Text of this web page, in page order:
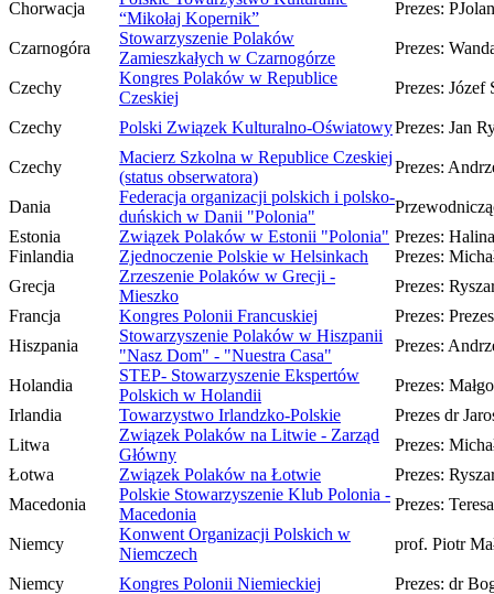
Chorwacja
“Mikołaj Kopernik”
Prezes:
Czarnogóra
Stowarzyszenie Polaków
Zamieszkałych w Czarnogórze
Prezes:
Czechy
Kongres Polaków w Republice
Czeskiej
Prezes: Józef
Czechy Polski Związek Kulturalno-OświatowyPrezes: Jan
Czechy
Macierz Szkolna w Republice Czeskiej
(status obserwatora)
Prezes:
Dania
Federacja organizacji polskich i polsko-
duńskich w Danii "Polonia"
Estonia
Związek Polaków w Estonii "Polonia" Prezes:
Finlandia
Zjednoczenie Polskie w Helsinkach
Prezes:
Grecja
Zrzeszenie Polaków w Grecji -
Mieszko
Prezes:
Francja
Kongres Polonii Francuskiej
Prezes:
Hiszpania
Stowarzyszenie Polaków w Hiszpanii
"Nasz Dom" - "Nuestra Casa"
Prezes:
Holandia
STEP- Stowarzyszenie Ekspertów
Polskich w Holandii
Prezes:
Irlandia
Towarzystwo Irlandzko-Polskie
Prezes dr
Litwa
Związek Polaków na Litwie - Zarząd
Główny
Prezes:
Łotwa
Związek Polaków na Łotwie
Prezes:
Macedonia
Polskie Stowarzyszenie Klub Polonia -
Macedonia
Prezes:
Niemcy
Konwent Organizacji Polskich w
Niemczech
prof. Piotr
Niemcy Kongres Polonii Niemieckiej
Prezes: dr